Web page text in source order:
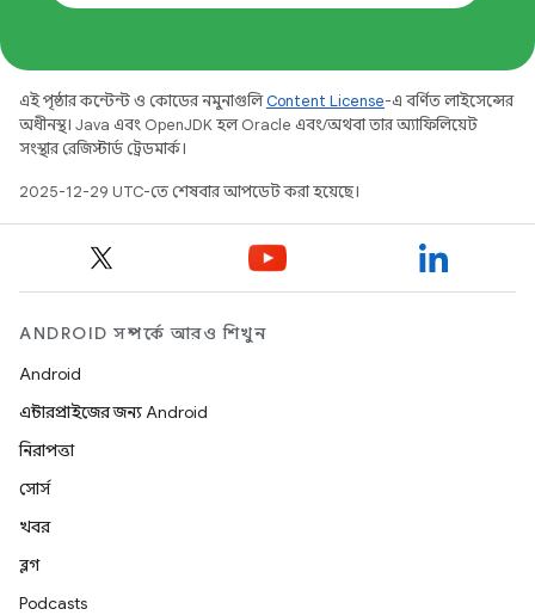
এই পৃষ্ঠার কন্টেন্ট ও কোডের নমুনাগুলিContent License-এ বর্ণিত লাইসেন্সের
অধীনস্থ। Java এবং OpenJDK হল Oracle এবং/অথবা তার অ্যাফিলিয়েট
সংস্থার রেজিস্টার্ড ট্রেডমার্ক।
2025-12-29 UTC-তে শেষবার আপডেট করা হয়েছে।
ANDROID সম্পর্কে আরও শিখুন
Android
এন্টারপ্রাইজের জন্য Android
নিরাপত্তা
সোর্স
খবর
ব্লগ
Podcasts